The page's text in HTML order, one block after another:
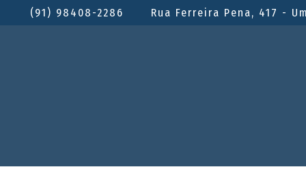
(91) 98408-2286 Rua Ferreira Pena, 417 -